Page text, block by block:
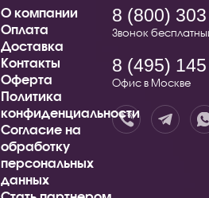
О компании
Оплата
Доставка
Контакты
Оферта
Политика
конфиденциальности
Согласие на
обработку
персональных
данных
8 (800)
Звонок
8 (495)
Офис в Москве